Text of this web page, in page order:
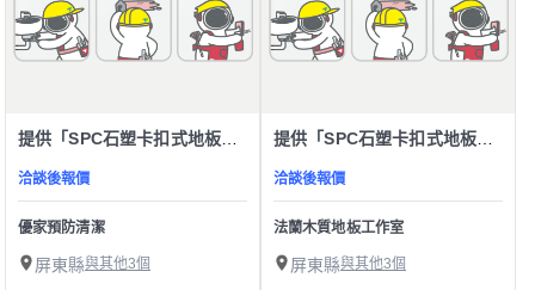
提供「SPC石塑卡扣式地板」服務
洽談後報價
優家預防清潔
屏東縣與其他3個
提供「SPC石塑卡扣式地板」服務
洽談後報價
法蘭木質地板工作室
屏東縣與其他3個